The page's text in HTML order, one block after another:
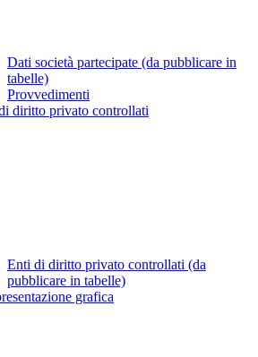
Dati società partecipate (da pubblicare in
tabelle)
Provvedimenti
diritto privato controllati
Enti di diritto privato controllati (da
pubblicare in tabelle)
grafica